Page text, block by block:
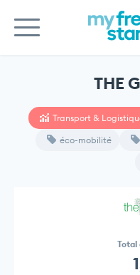
THE
Transport &
éco-mobilité
Total